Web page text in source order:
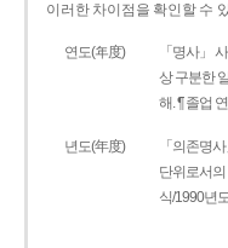
이러한 차이점을 확인할 수
연도(年度)
「명사」
상 구분한
해. ¶ 졸업
년도(年度)
「의존명
단위로서의
식/1990년